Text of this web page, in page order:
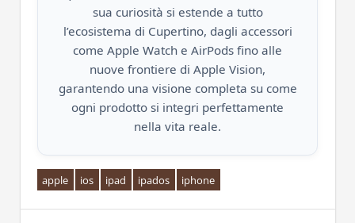
sua curiosità si estende a tutto
l’ecosistema di Cupertino, dagli accessori
come Apple Watch e AirPods fino alle
nuove frontiere di Apple Vision,
garantendo una visione completa su come
ogni prodotto si integri perfettamente
nella vita reale.
apple ios ipad ipados iphone